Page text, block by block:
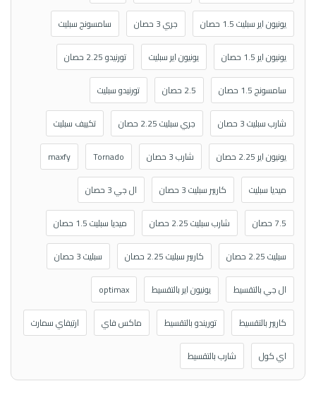
يونيون اير سبليت 1.5 حصان جري 3 حصان سامسونج سبليت
يونيون اير 1.5 حصان يونيون اير سبليت تورنيدو 2.25 حصان
سامسونج 1.5 حصان 2.5 حصان تورنيدو سبليت
شارب سبليت 3 حصان جري سبليت 2.25 حصان تكييف سبليت
يونيون اير 2.25 حصان شارب 3 حصان Tornado
maxfy
ميديا سبليت كاريير سبليت 3 حصان ال جي 3 حصان
7.5 حصان شارب سبليت 2.25 حصان ميديا سبليت 1.5 حصان
سبليت 2.25 حصان كاريير سبليت 2.25 حصان سبليت 3 حصان
ال جي بالتقسيط يونيون اير بالتقسيط optimax
كاريير بالتقسيط توريندو بالتقسيط ماكس فاي ارتيفاي سمارت
اي كول شارب بالتقسيط